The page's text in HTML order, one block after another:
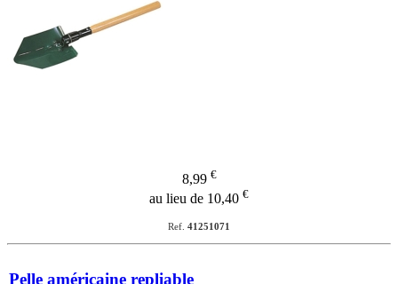
8,99 €
au lieu de 10,40 €
Ref. 41251071
Pelle américaine repliable